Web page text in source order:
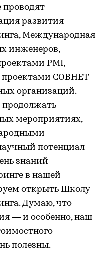
проводят
развития
Международная
инженеров,
PMI,
проектами СОВНЕТ
организаций.
мероприятиях,
потенциал
знаний
в нашей
открыть Школу
Думаю, что
— и особенно, наш
полезны.